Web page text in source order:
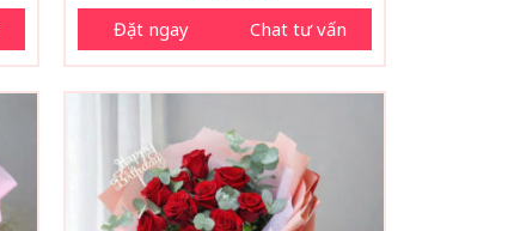
Đặt ngay
Chat tư vấn